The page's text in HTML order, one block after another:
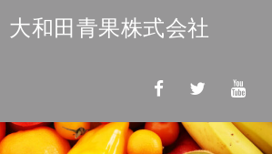
to大和田青果株式会社